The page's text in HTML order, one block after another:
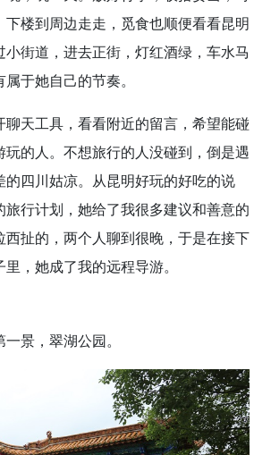
下楼到周边走走，觅食也顺便看看昆明
街道，进去正街，灯红酒绿，车水马
于她自己的节奏。
聊天工具，看看附近的留言，希望能碰
玩的人。不想旅行的人没碰到，倒是遇
的四川姑凉。从昆明好玩的好吃的说
旅行计划，她给了我很多建议和善意的
西扯的，两个人聊到很晚，于是在接下
，她成了我的远程导游。
景，翠湖公园。